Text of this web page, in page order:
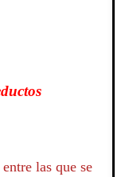
las que se